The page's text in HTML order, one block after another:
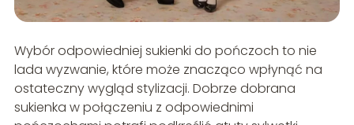
Wybór odpowiedniej sukienki do pończoch to nie
lada wyzwanie, które może znacząco wpłynąć na
ostateczny wygląd stylizacji. Dobrze dobrana
sukienka w połączeniu z odpowiednimi